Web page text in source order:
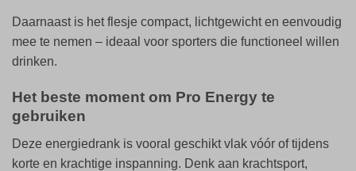
Daarnaast is het flesje compact, lichtgewicht en eenvoudig
mee te nemen – ideaal voor sporters die functioneel willen
drinken.
Het beste moment om Pro Energy te
gebruiken
Deze energiedrank is vooral geschikt vlak vóór of tijdens
korte en krachtige inspanning. Denk aan krachtsport,